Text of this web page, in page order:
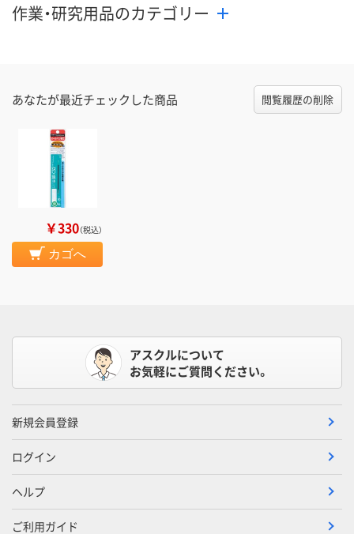
作業・研究用品のカテゴリー
あなたが最近チェックした商品 閲覧履歴の削除
￥330（税込）
カゴへ
アスクルについて
お気軽にご質問ください。
新規会員登録
ログイン
ヘルプ
ご利用ガイド